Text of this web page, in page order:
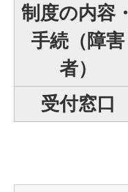
制度の内容・
手続（障害
者）
受付窓口